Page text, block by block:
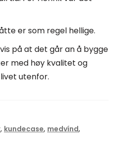
er som regel hellige.
på at det går an å bygge
med høy kvalitet og
utenfor.
, kundecase, medvínd,